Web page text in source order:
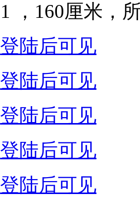
1 ， 160厘米，
登陆后可见
登陆后可见
登陆后可见
登陆后可见
登陆后可见